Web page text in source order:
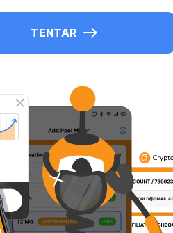
TENTAR